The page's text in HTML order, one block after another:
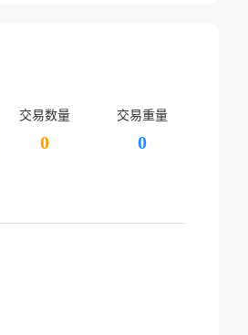
交易数量
0
交易重量
0